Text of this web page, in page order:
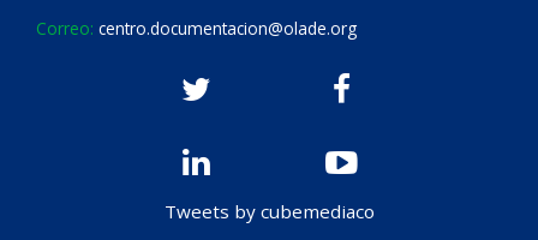
Correo: centro.documentacion@olade.org
Tweets by cubemediaco